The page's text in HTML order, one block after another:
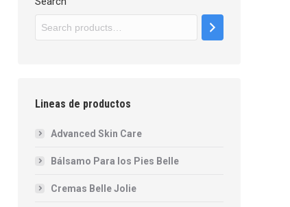
Lineas de productos
Advanced Skin Care
Bálsamo Para los Pies Belle
Cremas Belle Jolie